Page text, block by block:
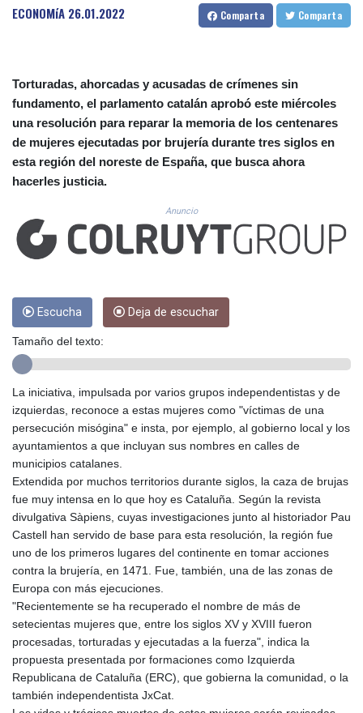
CUC 1.15234
CUP 30.537009
DKK 7.476071
DOP 67.179284
DZD 153.12335
EGP 57.264041
ERN 17.285099
FKP 0.85598
GBP 0.856476
GEL 3.013365
GIP 0.85598
GMD 85.273513
GTQ 8.790438
HKD 9.039583
HNL 30.878201
HRK 7.534341
HTG 150.632674
IDR 20648.779673
ILS 3.465894
IMP 0.85598
INR 109.832114
IQD 1510.141512
IRR
ISK 142.406399
JEP 0.85598
JMD 182.616705
JOD 0.817025
JPY 182.571559
ECONOMíA 26.01.2022 Comparta Comparta
Torturadas, ahorcadas y acusadas de crímenes sin
fundamento, el parlamento catalán aprobó este miércoles
una resolución para reparar la memoria de los centenares
de mujeres ejecutadas por brujería durante tres siglos en
esta región del noreste de España, que busca ahora
hacerles justicia.
Anuncio
Escucha Deja de escuchar
Tamaño del texto:
La iniciativa, impulsada por varios grupos independentistas y de
izquierdas, reconoce a estas mujeres como "víctimas de una
persecución misógina" e insta, por ejemplo, al gobierno local y los
ayuntamientos a que incluyan sus nombres en calles de
municipios catalanes.
Extendida por muchos territorios durante siglos, la caza de brujas
fue muy intensa en lo que hoy es Cataluña. Según la revista
divulgativa Sàpiens, cuyas investigaciones junto al historiador Pau
Castell han servido de base para esta resolución, la región fue
uno de los primeros lugares del continente en tomar acciones
contra la brujería, en 1471. Fue, también, una de las zonas de
Europa con más ejecuciones.
"Recientemente se ha recuperado el nombre de más de
setecientas mujeres que, entre los siglos XV y XVIII fueron
procesadas, torturadas y ejecutadas a la fuerza", indica la
propuesta presentada por formaciones como Izquierda
Republicana de Cataluña (ERC), que gobierna la comunidad, o la
también independentista JxCat.